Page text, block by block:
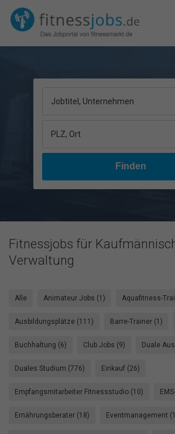
Jobtitel, Unternehmen
PLZ, Ort
Fitnessjobs für
Verwaltung
Alle Animateur Jobs (1) Aquafitness-
Ausbildungsplätze (111) Barre-Trainer (1)
Buchhaltung (6) Club Jobs (9) Duale
Duales Studium (776) Einkauf (26)
Empfangsmitarbeiter Fitnessstudio (10)
Ernährungsberater (18) Eventmanagement